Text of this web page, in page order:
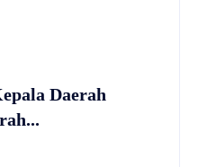
Daerah